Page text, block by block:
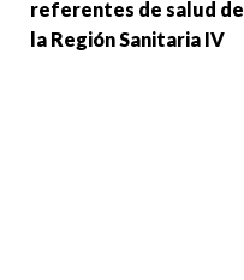
referentes de salud de
la Región Sanitaria IV